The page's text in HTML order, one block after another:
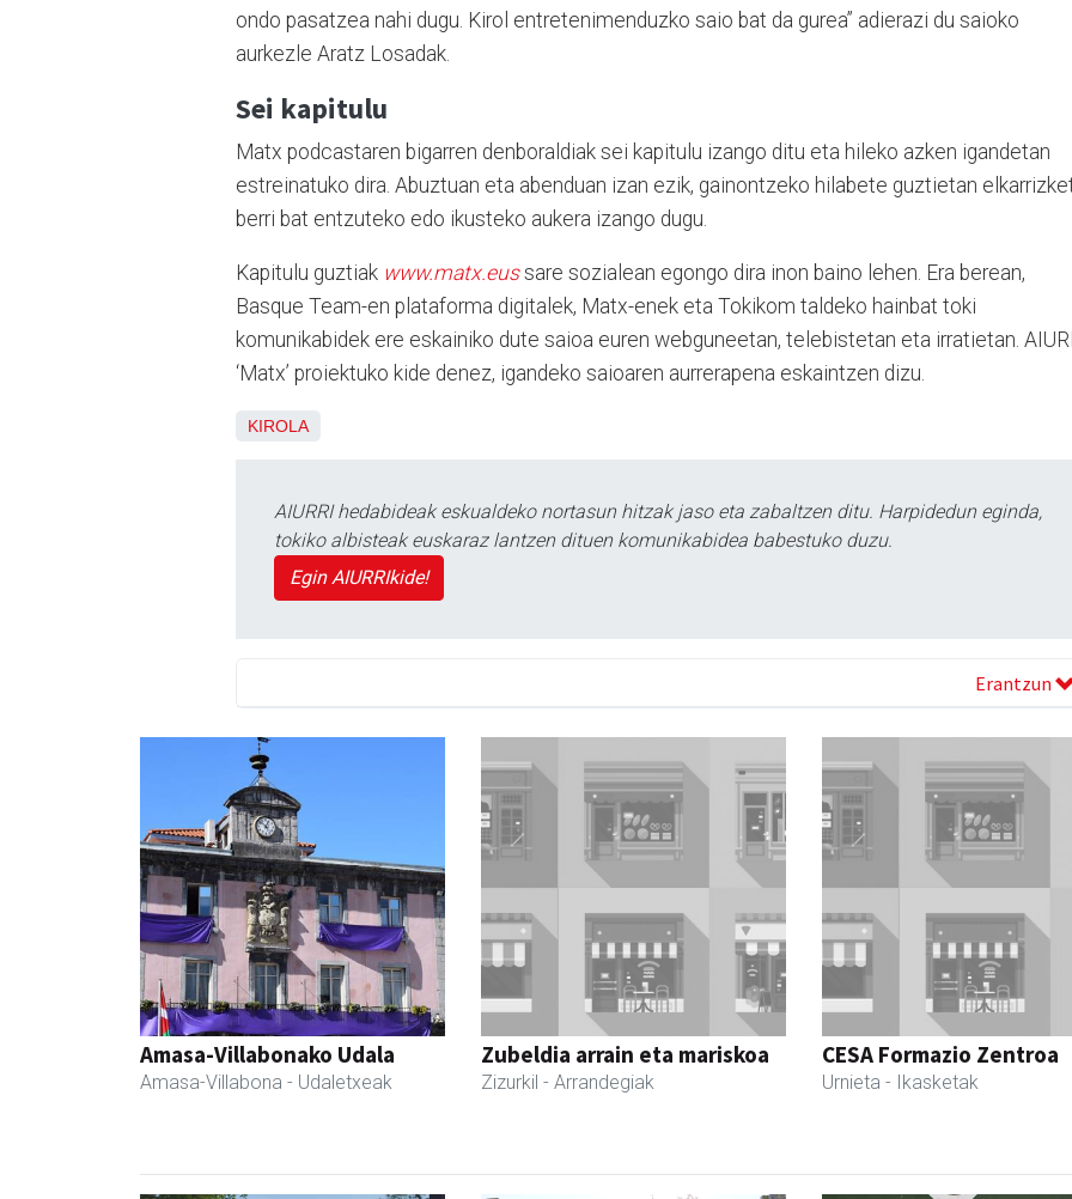
ondo pasatzea nahi dugu. Kirol entretenimenduzko saio bat da gurea” adierazi du saioko
aurkezle Aratz Losadak.
Sei kapitulu
Matx podcastaren bigarren denboraldiak sei kapitulu izango ditu eta hileko azken igandetan
estreinatuko dira. Abuztuan eta abenduan izan ezik, gainontzeko hilabete guztietan
berri bat entzuteko edo ikusteko aukera izango dugu.
Kapitulu guztiak www.matx.eussare sozialean egongo dira inon baino lehen. Era berean,
Basque Team-en plataforma digitalek, Matx-enek eta Tokikom taldeko hainbat toki
komunikabidek ere eskainiko dute saioa euren webguneetan, telebistetan eta irratietan.
‘Matx’ proiektuko kide denez, igandeko saioaren aurrerapena eskaintzen dizu.
KIROLA
AIURRI hedabideak eskualdeko nortasun hitzak jaso eta zabaltzen ditu. Harpidedun eginda,
tokiko albisteak euskaraz lantzen dituen komunikabidea babestuko duzu.
Egin AIURRIkide!
Erantzun
Amasa-Villabonako Udala
Amasa-Villabona - Udaletxeak
Zubeldia arrain eta mariskoa
Zizurkil - Arrandegiak
CESA Formazio Zentroa
Urnieta - Ikasketak